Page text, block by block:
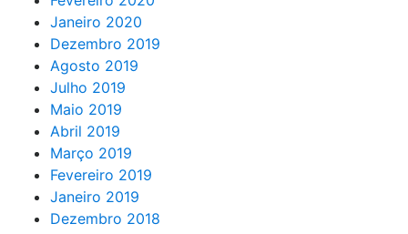
Janeiro 2020
Dezembro 2019
Agosto 2019
Julho 2019
Maio 2019
Abril 2019
Março 2019
Fevereiro 2019
Janeiro 2019
Dezembro 2018